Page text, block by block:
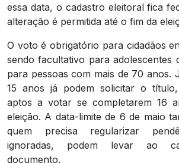
essa data, o cadastro eleitoral fica
alteração é permitida até o fim da
O voto é obrigatório para cidadãos
sendo facultativo para adolescentes
para pessoas com mais de 70 anos.
15 anos já podem solicitar o
aptos a votar se completarem 16
eleição. A data-limite de 6 de maio
quem precisa regularizar
ignoradas, podem levar ao
documento.